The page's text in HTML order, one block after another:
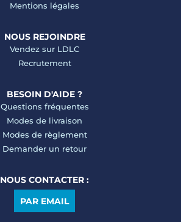
Mentions légales
NOUS REJOINDRE
Vendez sur LDLC
Recrutement
BESOIN D'AIDE ?
Questions fréquentes
Modes de livraison
Modes de règlement
Demander un retour
NOUS CONTACTER :
PAR EMAIL